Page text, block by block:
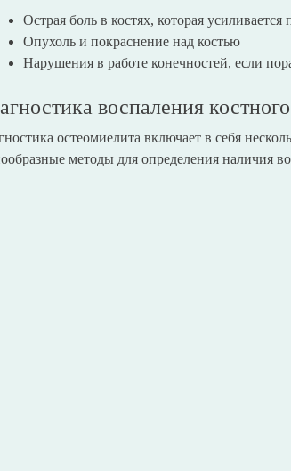
Острая боль в костях, которая
Опухоль и покраснение над костью
Нарушения в работе конечностей, если
воспаления
остеомиелита включает в себя
методы для определения наличия